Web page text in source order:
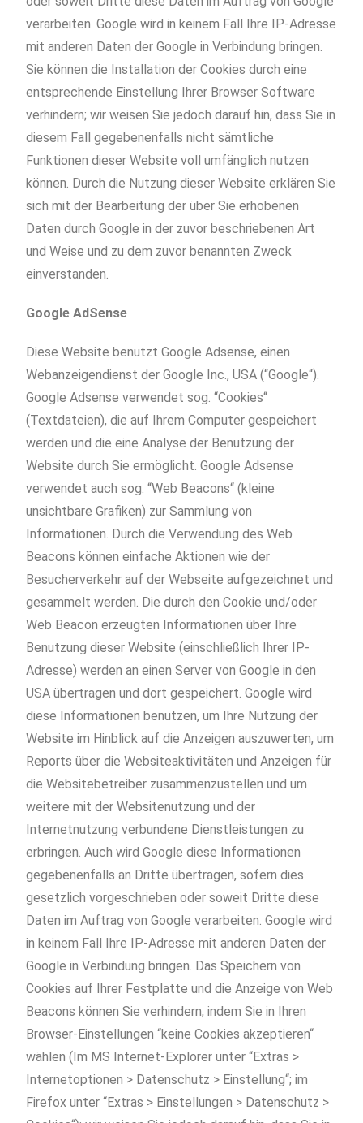
verarbeiten. Google wird in keinem Fall Ihre IP-Adresse
mit anderen Daten der Google in Verbindung bringen.
Sie können die Installation der Cookies durch eine
entsprechende Einstellung Ihrer Browser Software
verhindern; wir weisen Sie jedoch darauf hin, dass Sie in
diesem Fall gegebenenfalls nicht sämtliche
Funktionen dieser Website voll umfänglich nutzen
können. Durch die Nutzung dieser Website erklären Sie
sich mit der Bearbeitung der über Sie erhobenen
Daten durch Google in der zuvor beschriebenen Art
und Weise und zu dem zuvor benannten Zweck
einverstanden.
Google AdSense
Diese Website benutzt Google Adsense, einen
Webanzeigendienst der Google Inc., USA (“Google“).
Google Adsense verwendet sog. “Cookies“
(Textdateien), die auf Ihrem Computer gespeichert
werden und die eine Analyse der Benutzung der
Website durch Sie ermöglicht. Google Adsense
verwendet auch sog. “Web Beacons“ (kleine
unsichtbare Grafiken) zur Sammlung von
Informationen. Durch die Verwendung des Web
Beacons können einfache Aktionen wie der
Besucherverkehr auf der Webseite aufgezeichnet und
gesammelt werden. Die durch den Cookie und/oder
Web Beacon erzeugten Informationen über Ihre
Benutzung dieser Website (einschließlich Ihrer IP-
Adresse) werden an einen Server von Google in den
USA übertragen und dort gespeichert. Google wird
diese Informationen benutzen, um Ihre Nutzung der
Website im Hinblick auf die Anzeigen auszuwerten, um
Reports über die Websiteaktivitäten und Anzeigen für
die Websitebetreiber zusammenzustellen und um
weitere mit der Websitenutzung und der
Internetnutzung verbundene Dienstleistungen zu
erbringen. Auch wird Google diese Informationen
gegebenenfalls an Dritte übertragen, sofern dies
gesetzlich vorgeschrieben oder soweit Dritte diese
Daten im Auftrag von Google verarbeiten. Google wird
in keinem Fall Ihre IP-Adresse mit anderen Daten der
Google in Verbindung bringen. Das Speichern von
Cookies auf Ihrer Festplatte und die Anzeige von Web
Beacons können Sie verhindern, indem Sie in Ihren
Browser-Einstellungen “keine Cookies akzeptieren“
wählen (Im MS Internet-Explorer unter “Extras >
Internetoptionen > Datenschutz > Einstellung“; im
Firefox unter “Extras > Einstellungen > Datenschutz >